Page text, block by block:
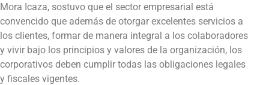
Mora Icaza, sostuvo que el sector empresarial está
convencido que además de otorgar excelentes servicios a
los clientes, formar de manera integral a los colaboradores
y vivir bajo los principios y valores de la organización, los
corporativos deben cumplir todas las obligaciones legales
y fiscales vigentes.